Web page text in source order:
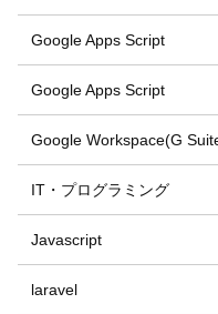
Google Apps Script
Google Apps Script
Google Workspace(G
IT・プログラミング
Javascript
laravel